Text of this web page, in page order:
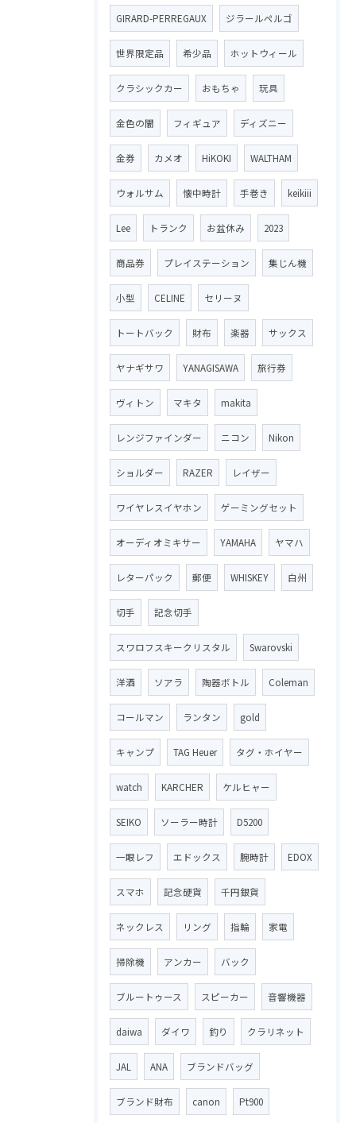
GIRARD-PERREGAUX ジラールペルゴ
世界限定品 希少品 ホットウィール
クラシックカー おもちゃ 玩具
金色の闇 フィギュア ディズニー
金券 カメオ HiKOKI WALTHAM
ウォルサム 懐中時計 手巻き keikiii
Lee トランク お盆休み 2023
商品券 プレイステーション 集じん機
小型 CELINE セリーヌ
トートバック 財布 楽器 サックス
ヤナギサワ YANAGISAWA 旅行券
ヴィトン マキタ makita
レンジファインダー ニコン Nikon
ショルダー RAZER レイザー
ワイヤレスイヤホン ゲーミングセット
オーディオミキサー YAMAHA ヤマハ
レターパック 郵便 WHISKEY 白州
切手 記念切手
スワロフスキークリスタル Swarovski
洋酒 ソアラ 陶器ボトル Coleman
コールマン ランタン gold
キャンプ TAG Heuer タグ・ホイヤー
watch KARCHER ケルヒャー
SEIKO ソーラー時計 D5200
一眼レフ エドックス 腕時計 EDOX
スマホ 記念硬貨 千円銀貨
ネックレス リング 指輪 家電
掃除機 アンカー バック
ブルートゥース スピーカー 音響機器
daiwa ダイワ 釣り クラリネット
JAL ANA ブランドバッグ
ブランド財布 canon Pt900